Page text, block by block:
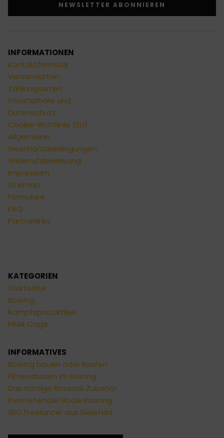
NEWSLETTER ABONNIEREN
INFORMATIONEN
Kontaktformular
Versandarten
Zahlungsarten
Privatsphäre und
Datenschutz
Cookie-Richtlinie (EU)
Allgemeine
Geschäftsbedingungen
Widerrufsbelehrung
Impressum
Sitemap
Formulare
FAQ
Partnerlinks
KATEGORIEN
Startseite
Boxring
Kampfsportartikel
MMA Cage
INFORMATIVES
Boxring bauen oder kaufen
Fitnessboxen im Boxring
Das richtige Boxsack Zubehör
Freistehender Bodenboxring
SEO Freelancer aus Bielefeld